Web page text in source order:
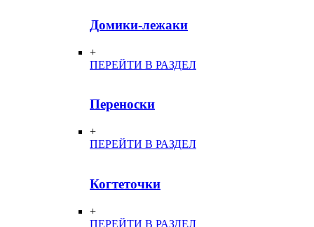
Домики-лежаки
+
ПЕРЕЙТИ В РАЗДЕЛ
Переноски
+
ПЕРЕЙТИ В РАЗДЕЛ
Когтеточки
+
ПЕРЕЙТИ В РАЗДЕЛ